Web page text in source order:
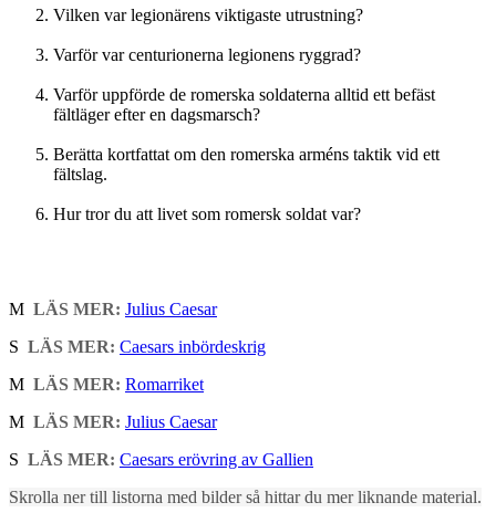
Vilken var legionärens viktigaste utrustning?
Varför var centurionerna legionens ryggrad?
Varför uppförde de romerska soldaterna alltid ett befäst
fältläger efter en dagsmarsch?
Berätta kortfattat om den romerska arméns taktik vid ett
fältslag.
Hur tror du att livet som romersk soldat var?
M LÄS MER: Julius Caesar
S LÄS MER: Caesars inbördeskrig
M LÄS MER: Romarriket
M LÄS MER: Julius Caesar
S LÄS MER: Caesars erövring av Gallien
Skrolla ner till listorna med bilder så hittar du mer liknande material.